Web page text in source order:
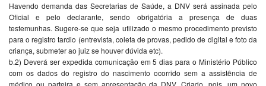
Havendo demanda das Secretarias de Saúde, a DNV será assinada pelo
Oficial e pelo declarante, sendo obrigatória a presença de duas
testemunhas. Sugere-se que seja utilizado o mesmo procedimento previsto
para o registro tardio (entrevista, coleta de provas, pedido de digital e foto da
criança, submeter ao juiz se houver dúvida etc).
b.2) Deverá ser expedida comunicação em 5 dias para o Ministério Público
com os dados do registro do nascimento ocorrido sem a assistência de